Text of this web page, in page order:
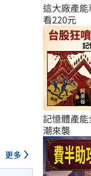
更多
這大廠產
看220元
記憶體產
潮來襲